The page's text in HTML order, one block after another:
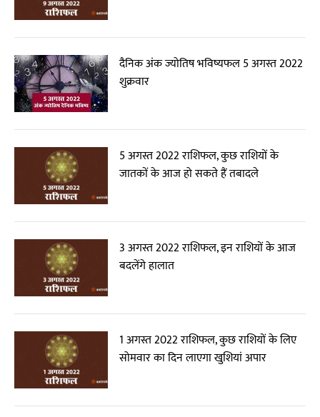
दैनिक अंक ज्योतिष भविष्यफल 5 अगस्त 2022
शुक्रवार
5 अगस्त 2022 राशिफल, कुछ राशियों के
जातकों के आज हो सकते हैं तबादले
3 अगस्त 2022 राशिफल, इन राशियों के आज
बदलेंगे हालात
1 अगस्त 2022 राशिफल, कुछ राशियों के लिए
सोमवार का दिन लाएगा खुशियां अपार